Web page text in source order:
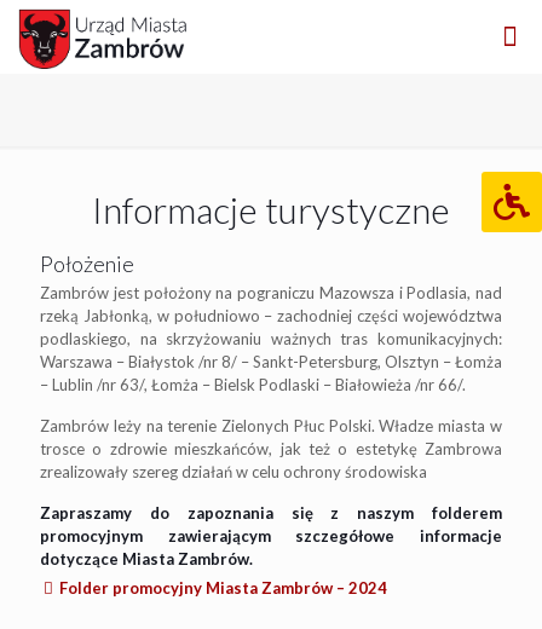
Informacje turystyczne
Położenie
Zambrów jest położony na pograniczu Mazowsza i Podlasia, nad
rzeką Jabłonką, w południowo – zachodniej części województwa
podlaskiego, na skrzyżowaniu ważnych tras komunikacyjnych:
Warszawa – Białystok /nr 8/ – Sankt-Petersburg, Olsztyn – Łomża
– Lublin /nr 63/, Łomża – Bielsk Podlaski – Białowieża /nr 66/.
Zambrów leży na terenie Zielonych Płuc Polski. Władze miasta w
trosce o zdrowie mieszkańców, jak też o estetykę Zambrowa
zrealizowały szereg działań w celu ochrony środowiska
Zapraszamy do zapoznania się z naszym folderem
promocyjnym zawierającym szczegółowe informacje
dotyczące Miasta Zambrów.
Folder promocyjny Miasta Zambrów – 2024